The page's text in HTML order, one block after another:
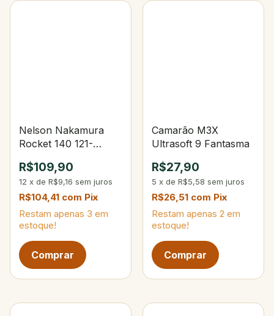
Nelson Nakamura
Rocket 140 121-
Tiger
R$109,90
12 x de R$9,16 sem juros
R$104,41 com Pix
Restam apenas 3 em
estoque!
Camarão M3X
Ultrasoft 9 Fantasma
R$27,90
5 x de R$5,58 sem juros
R$26,51 com Pix
Restam apenas 2 em
estoque!